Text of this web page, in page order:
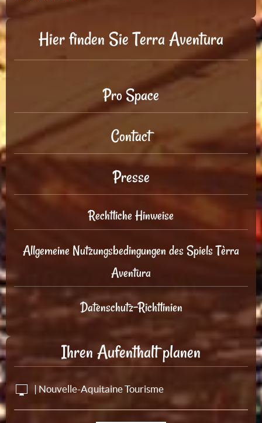
Hier finden Sie Terra Aventura
Pro Space
Contact
Presse
Rechtliche Hinweise
Allgemeine Nutzungsbedingungen des Spiels Tèrra
Aventura
Datenschutz-Richtlinien
Ihren Aufenthalt planen
| Nouvelle-Aquitaine Tourisme